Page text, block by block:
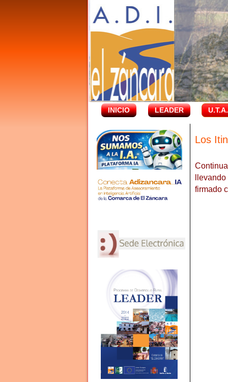
INICIO LEADER
Los
firmado